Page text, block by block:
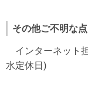
その他ご不明な
インターネット
水定休日)